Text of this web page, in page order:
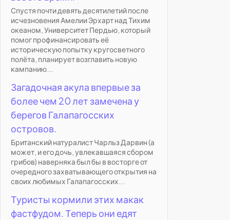
Спустя почти девять десятилетий после
исчезновения Амелии Эрхарт над Тихим
океаном, Университет Пердью, который
помог профинансировать её
историческую попытку кругосветного
полёта, планирует возглавить новую
кампанию...
Загадочная акула впервые за
более чем 20 лет замечена у
берегов Галапагосских
островов.
Британский натуралист Чарльз Дарвин (а
может, и его дочь, увлекавшаяся сбором
грибов) наверняка был бы в восторге от
очередного захватывающего открытия на
своих любимых Галапагосских...
Туристы кормили этих макак
фастфудом. Теперь они едят